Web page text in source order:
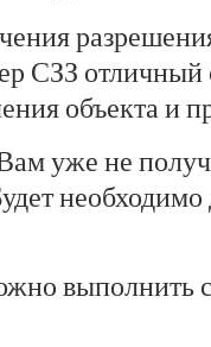
СЗЗ
объекта и
уже не